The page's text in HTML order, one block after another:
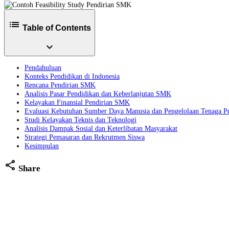
list Table of Contents
expand_more
Pendahuluan
Konteks Pendidikan di Indonesia
Rencana Pendirian SMK
Analisis Pasar Pendidikan dan Keberlanjutan SMK
Kelayakan Finansial Pendirian SMK
Evaluasi Kebutuhan Sumber Daya Manusia dan Pengelolaan Tenaga
Studi Kelayakan Teknis dan Teknologi
Analisis Dampak Sosial dan Keterlibatan Masyarakat
Strategi Pemasaran dan Rekrutmen Siswa
Kesimpulan
share Share